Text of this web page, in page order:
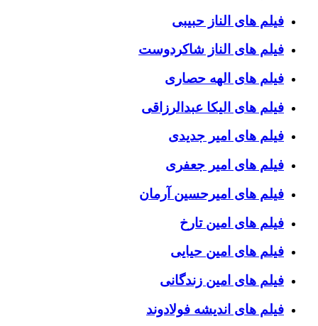
فیلم های الناز حبیبی
فیلم های الناز شاکردوست
فیلم های الهه حصاری
فیلم های الیکا عبدالرزاقی
فیلم های امیر جدیدی
فیلم های امیر جعفری
فیلم های امیرحسین آرمان
فیلم های امین تارخ
فیلم های امین حیایی
فیلم های امین زندگانی
فیلم های اندیشه فولادوند